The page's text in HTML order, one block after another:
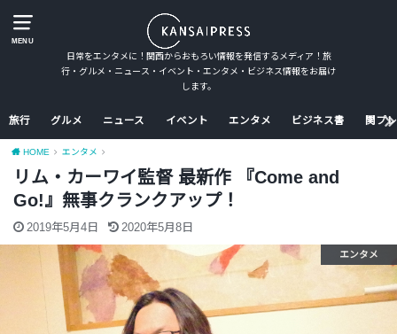
MENU
日常をエンタメに！関西からおもろい情報を発信するメディア！旅
行・グルメ・ニュース・イベント・エンタメ・ビジネス情報をお届け
します。
旅行 グルメ ニュース イベント エンタメ ビジネス書 関プ
HOME エンタメ
リム・カーワイ監督 最新作 『Come and
Go!』無事クランクアップ！
2019年5月4日 2020年5月8日
エンタメ